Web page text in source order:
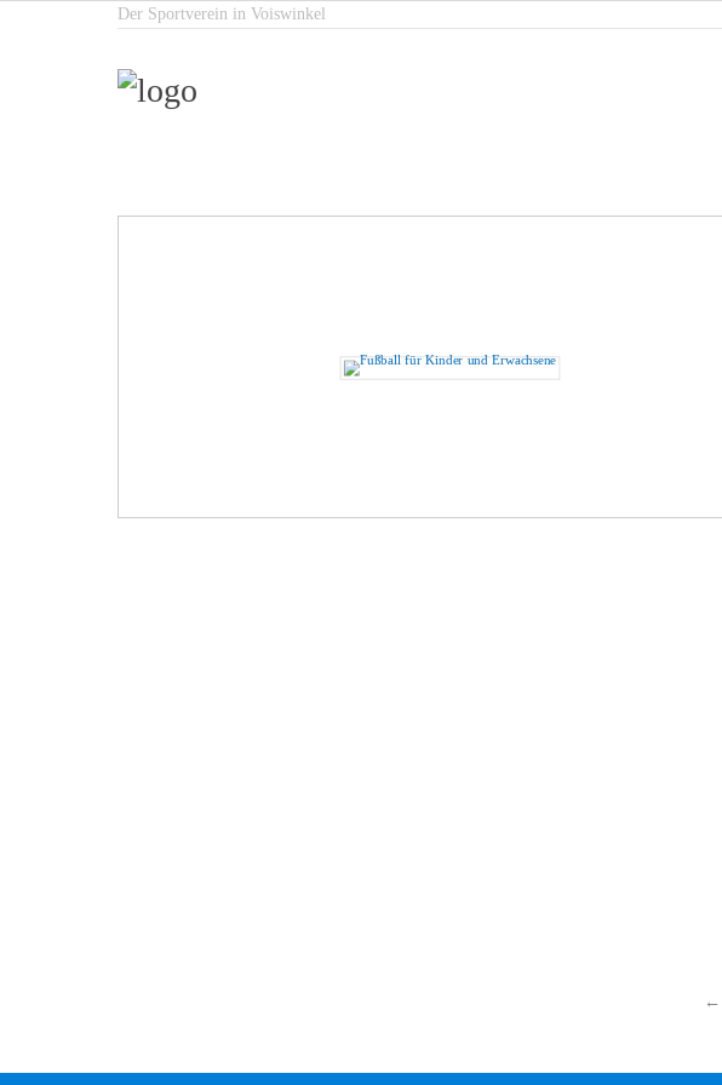
Der Sportverein in Voiswinkel
←